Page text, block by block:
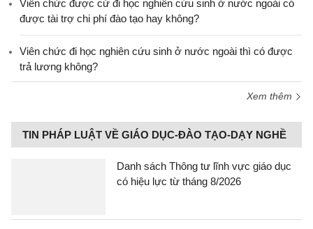
Viên chức được cử đi học nghiên cứu sinh ở nước ngoài có
được tài trợ chi phí đào tạo hay không?
Viên chức đi học nghiên cứu sinh ở nước ngoài thì có được
trả lương không?
Xem thêm
TIN PHÁP LUẬT VỀ GIÁO DỤC-ĐÀO TẠO-DẠY NGHỀ
Danh sách Thông tư lĩnh vực giáo dục
có hiệu lực từ tháng 8/2026